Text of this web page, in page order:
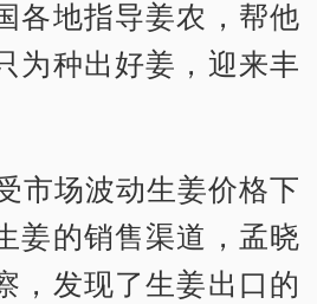
各地指导姜农，帮他
为种出好姜，迎来丰
市场波动生姜价格下
姜的销售渠道，孟晓
，发现了生姜出口的